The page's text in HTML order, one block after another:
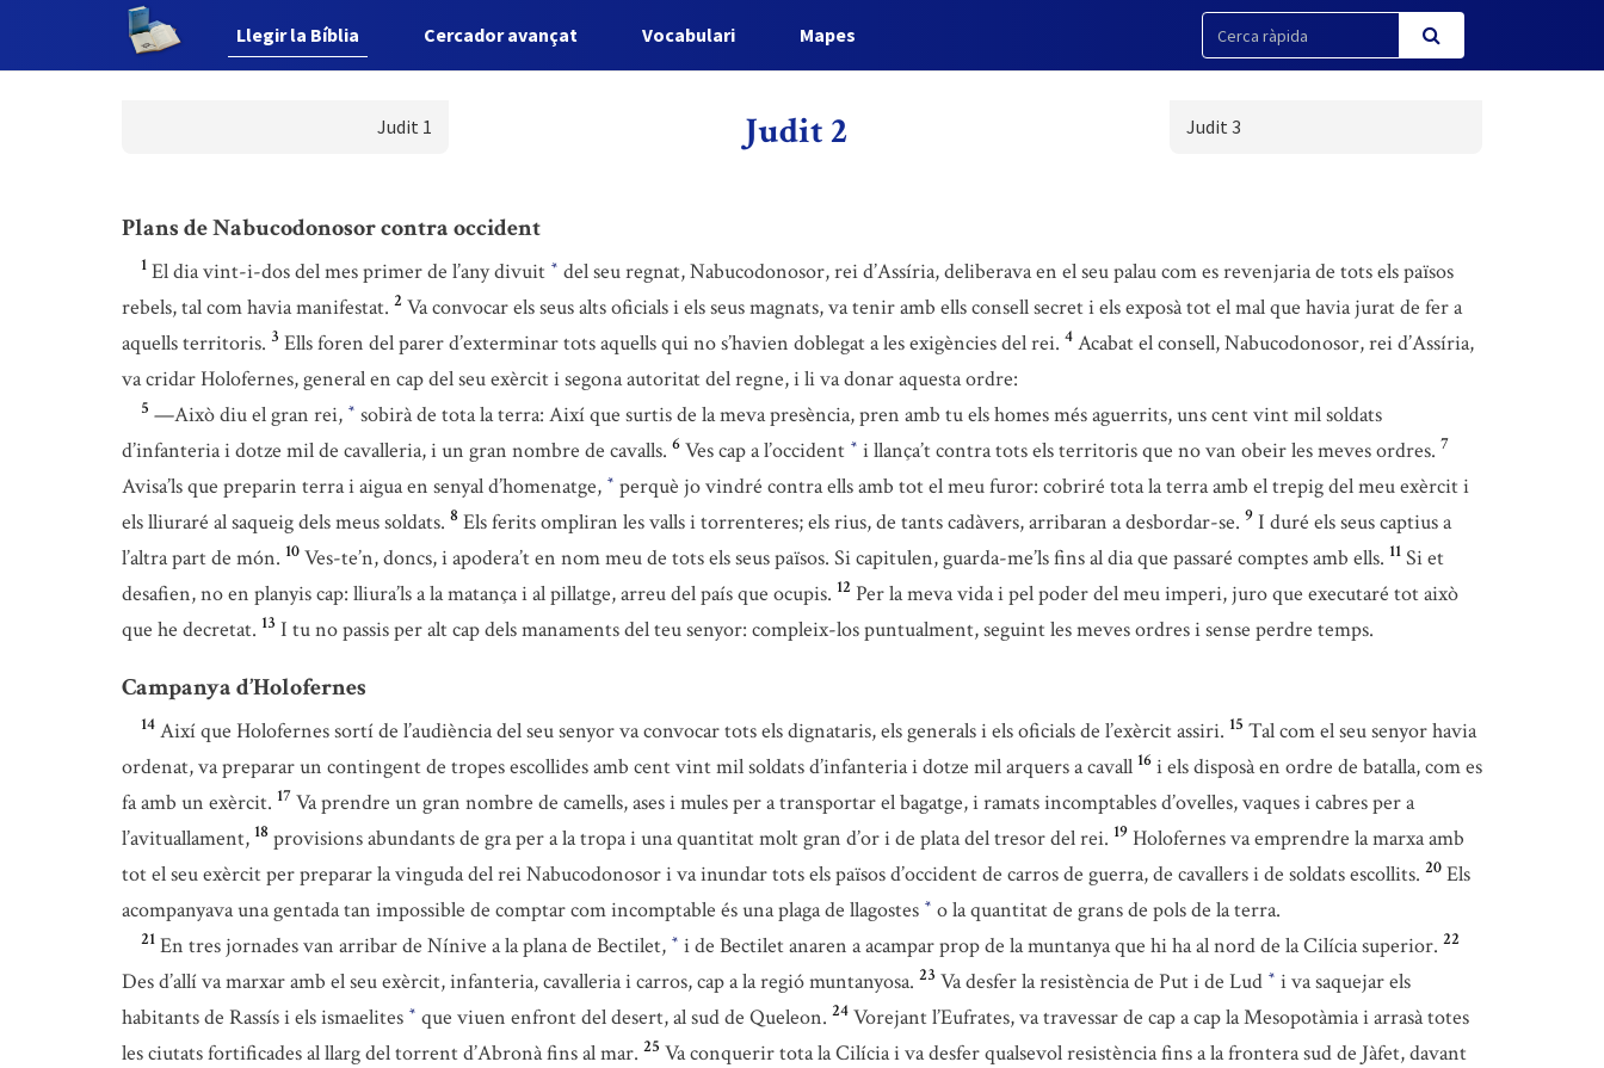
Llegir la Bíblia Cercador avançat Vocabulari Mapes
Judit 1 Judit 2 Judit 3
Plans de Nabucodonosor contra occident
1 El dia vint-i-dos del mes primer de l’any divuit * del seu regnat, Nabucodonosor, rei d’Assíria, deliberava en el seu palau com es revenjaria de tots els països
rebels, tal com havia manifestat. 2 Va convocar els seus alts oficials i els seus magnats, va tenir amb ells consell secret i els exposà tot el mal que havia jurat de fer a
aquells territoris. 3 Ells foren del parer d’exterminar tots aquells qui no s’havien doblegat a les exigències del rei. 4 Acabat el consell, Nabucodonosor, rei d’Assíria,
va cridar Holofernes, general en cap del seu exèrcit i segona autoritat del regne, i li va donar aquesta ordre:
5 —Això diu el gran rei, * sobirà de tota la terra: Així que surtis de la meva presència, pren amb tu els homes més aguerrits, uns cent vint mil soldats
d’infanteria i dotze mil de cavalleria, i un gran nombre de cavalls. 6 Ves cap a l’occident * i llança’t contra tots els territoris que no van obeir les meves ordres. 7
Avisa’ls que preparin terra i aigua en senyal d’homenatge, * perquè jo vindré contra ells amb tot el meu furor: cobriré tota la terra amb el trepig del meu exèrcit i
els lliuraré al saqueig dels meus soldats. 8 Els ferits ompliran les valls i torrenteres; els rius, de tants cadàvers, arribaran a desbordar-se. 9 I duré els seus captius a
l’altra part de món. 10 Ves-te’n, doncs, i apodera’t en nom meu de tots els seus països. Si capitulen, guarda-me’ls fins al dia que passaré comptes amb ells. 11 Si et
desafien, no en planyis cap: lliura’ls a la matança i al pillatge, arreu del país que ocupis. 12 Per la meva vida i pel poder del meu imperi, juro que executaré tot això
que he decretat. 13 I tu no passis per alt cap dels manaments del teu senyor: compleix-los puntualment, seguint les meves ordres i sense perdre temps.
Campanya d’Holofernes
14 Així que Holofernes sortí de l’audiència del seu senyor va convocar tots els dignataris, els generals i els oficials de l’exèrcit assiri. 15 Tal com el seu senyor havia
ordenat, va preparar un contingent de tropes escollides amb cent vint mil soldats d’infanteria i dotze mil arquers a cavall 16 i els disposà en ordre de batalla, com es
fa amb un exèrcit. 17 Va prendre un gran nombre de camells, ases i mules per a transportar el bagatge, i ramats incomptables d’ovelles, vaques i cabres per a
l’avituallament, 18 provisions abundants de gra per a la tropa i una quantitat molt gran d’or i de plata del tresor del rei. 19 Holofernes va emprendre la marxa amb
tot el seu exèrcit per preparar la vinguda del rei Nabucodonosor i va inundar tots els països d’occident de carros de guerra, de cavallers i de soldats escollits. 20 Els
acompanyava una gentada tan impossible de comptar com incomptable és una plaga de llagostes * o la quantitat de grans de pols de la terra.
21 En tres jornades van arribar de Nínive a la plana de Bectilet, * i de Bectilet anaren a acampar prop de la muntanya que hi ha al nord de la Cilícia superior. 22
Des d’allí va marxar amb el seu exèrcit, infanteria, cavalleria i carros, cap a la regió muntanyosa. 23 Va desfer la resistència de Put i de Lud * i va saquejar els
habitants de Rassís i els ismaelites * que viuen enfront del desert, al sud de Queleon. 24 Vorejant l’Eufrates, va travessar de cap a cap la Mesopotàmia i arrasà totes
les ciutats fortificades al llarg del torrent d’Abronà fins al mar. 25 Va conquerir tota la Cilícia i va desfer qualsevol resistència fins a la frontera sud de Jàfet, davant